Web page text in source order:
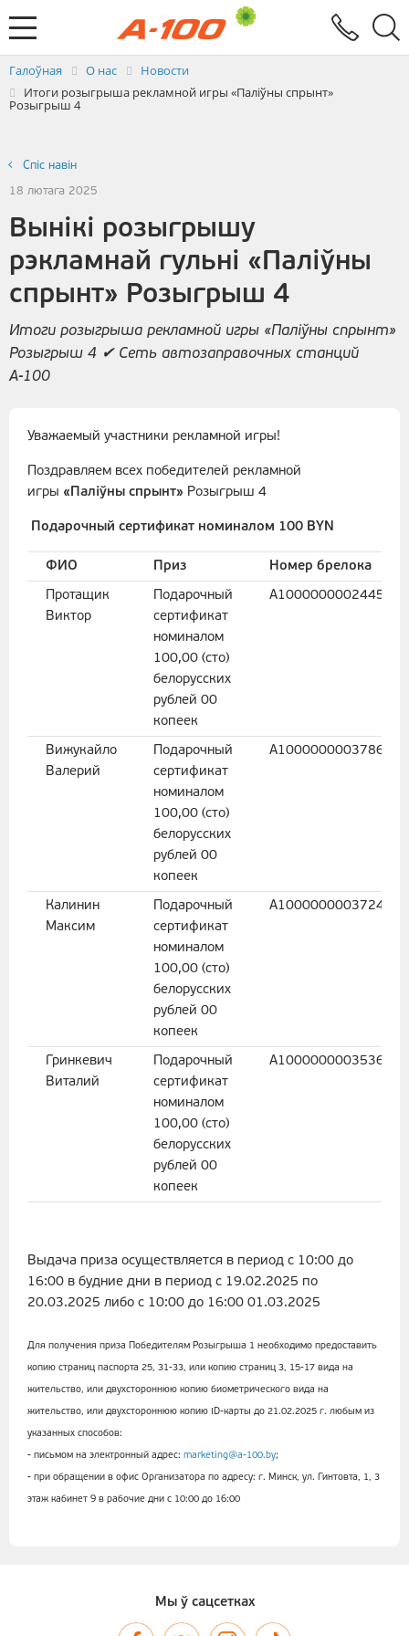
Зваротная сувязь
Паслугi
Заяўка на выстаўленне ЭРФ
Галоўная О нас
Новости
Итоги розыгрыша рекламной игры «Паліўны спрынт»
Розыгрыш 4
Спiс навін
18 лютага 2025
Вынікі розыгрышу
рэкламнай гульні «Паліўны
спрынт» Розыгрыш 4
Итоги розыгрыша рекламной игры «Паліўны спрынт»
Розыгрыш 4 ✔ Сеть автозаправочных станций
А-100
Уважаемый участники рекламной игры!
Поздравляем всех победителей рекламной
игры «Паліўны спрынт» Розыгрыш 4
Подарочный сертификат номиналом 100 BYN
ФИО Приз Номер брелока
Протащик
Виктор
Подарочный
сертификат
номиналом
100,00 (сто)
белорусских
рублей 00
копеек
A100000000244552
Вижукайло
Валерий
Подарочный
сертификат
номиналом
100,00 (сто)
белорусских
рублей 00
копеек
A100000000378627
Калинин
Максим
Подарочный
сертификат
номиналом
100,00 (сто)
белорусских
рублей 00
копеек
A100000000372437
Гринкевич
Виталий
Подарочный
сертификат
номиналом
100,00 (сто)
белорусских
рублей 00
копеек
A100000000353637
Выдача приза осуществляется в период с 10:00 до
16:00 в будние дни в период с 19.02.2025 по
20.03.2025 либо с 10:00 до 16:00 01.03.2025
Для получения приза Победителям Розыгрыша 1 необходимо предоставить
копию страниц паспорта 25, 31-33, или копию страниц 3, 15-17 вида на
жительство, или двухстороннюю копию биометрического вида на
жительство, или двухстороннюю копию ID-карты до 21.02.2025 г. любым из
указанных способов:
- письмом на электронный адрес: marketing@a-100.by;
- при обращении в офис Организатора по адресу: г. Минск, ул. Гинтовта, 1, 3
этаж кабинет 9 в рабочие дни с 10:00 до 16:00
Мы ў сацсетках